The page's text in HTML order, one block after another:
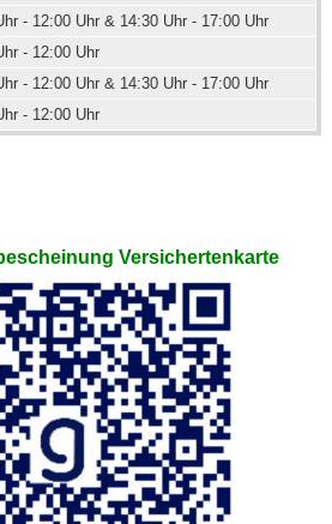
- 12:00 Uhr & 14:30 Uhr - 17:00 Uhr
- 12:00 Uhr
- 12:00 Uhr & 14:30 Uhr - 17:00 Uhr
- 12:00 Uhr
Versichertenkarte